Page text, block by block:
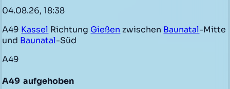
04.08.26, 18:38
A49 Kassel Richtung Gießen zwischen Baunatal-Mitte
und Baunatal-Süd
A49
A49 aufgehoben